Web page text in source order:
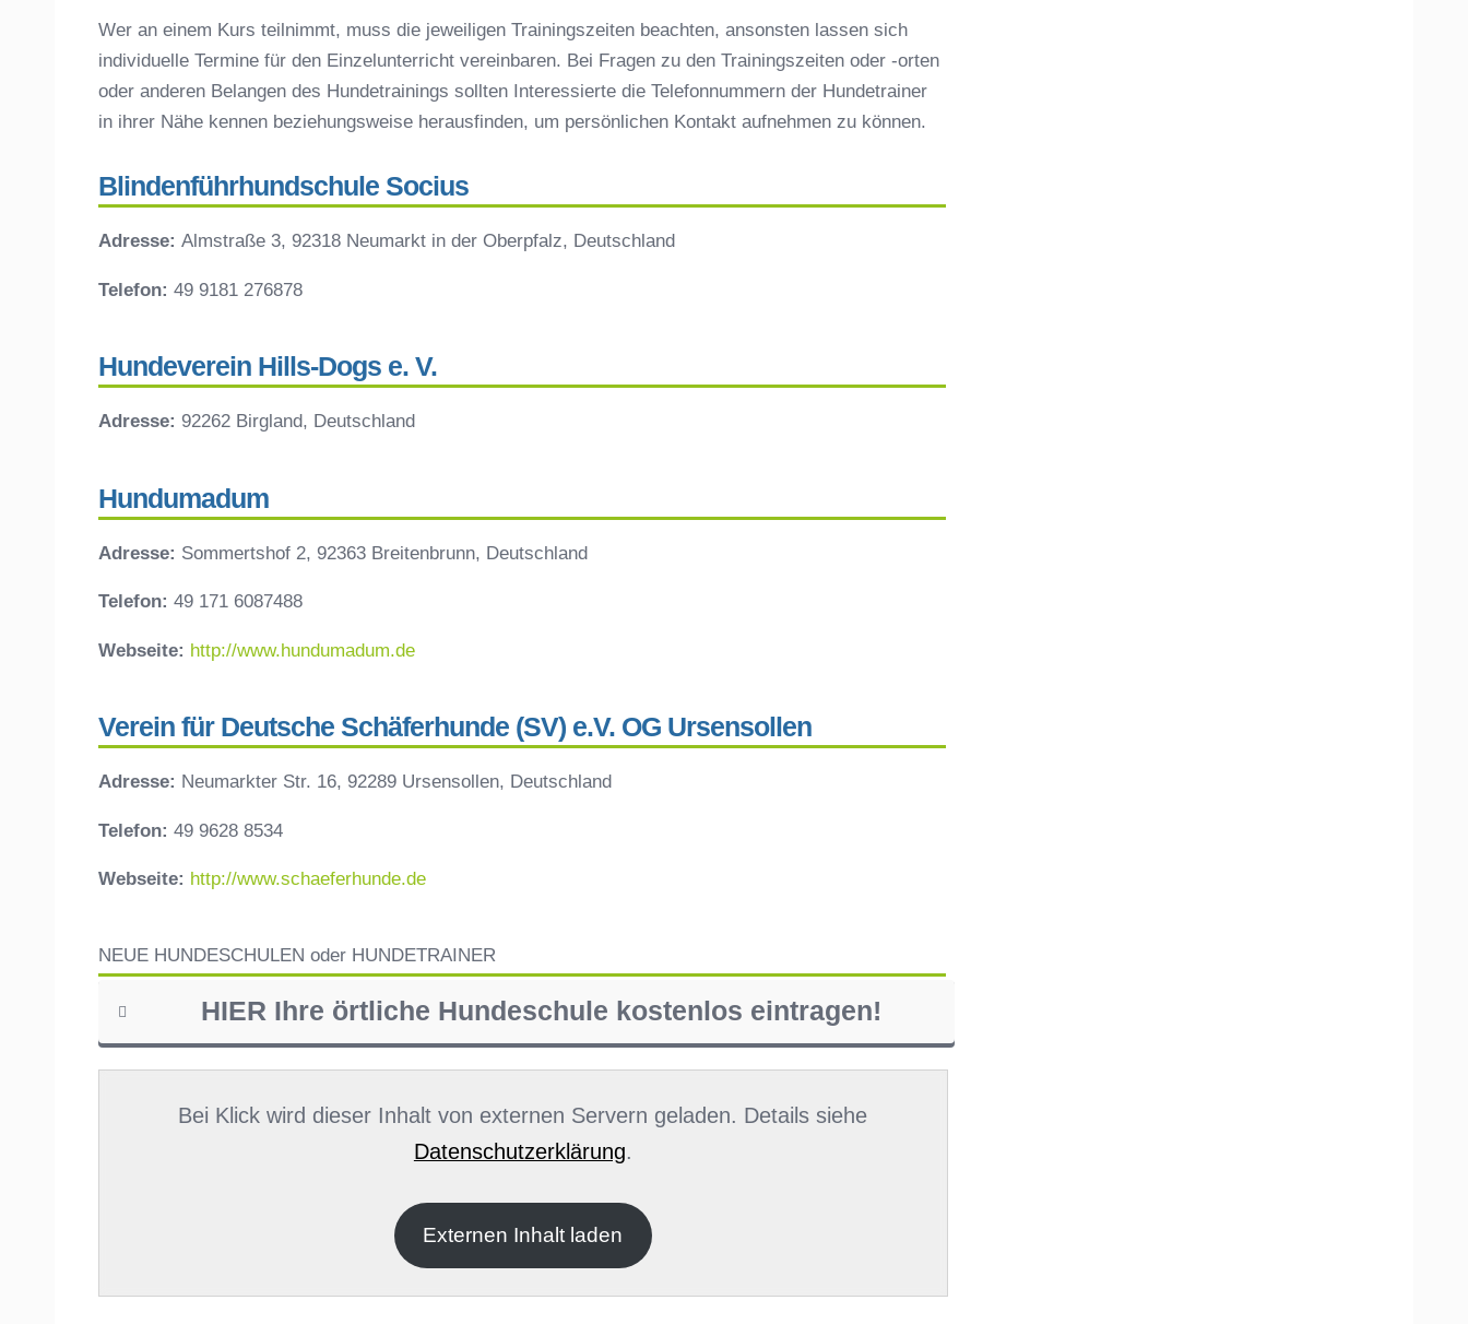
Wer an einem Kurs teilnimmt, muss die jeweiligen Trainingszeiten beachten, ansonsten lassen sich
individuelle Termine für den Einzelunterricht vereinbaren. Bei Fragen zu den Trainingszeiten oder -orten
oder anderen Belangen des Hundetrainings sollten Interessierte die Telefonnummern der Hundetrainer
in ihrer Nähe kennen beziehungsweise herausfinden, um persönlichen Kontakt aufnehmen zu können.
Blindenführhundschule Socius
Adresse: Almstraße 3, 92318 Neumarkt in der Oberpfalz, Deutschland
Telefon: 49 9181 276878
Hundeverein Hills-Dogs e. V.
Adresse: 92262 Birgland, Deutschland
Hundumadum
Adresse: Sommertshof 2, 92363 Breitenbrunn, Deutschland
Telefon: 49 171 6087488
Webseite: http://www.hundumadum.de
Verein für Deutsche Schäferhunde (SV) e.V. OG Ursensollen
Adresse: Neumarkter Str. 16, 92289 Ursensollen, Deutschland
Telefon: 49 9628 8534
Webseite: http://www.schaeferhunde.de
NEUE HUNDESCHULEN oder HUNDETRAINER
HIER Ihre örtliche Hundeschule kostenlos eintragen!
Bei Klick wird dieser Inhalt von externen Servern geladen. Details siehe
Datenschutzerklärung.
Externen Inhalt laden